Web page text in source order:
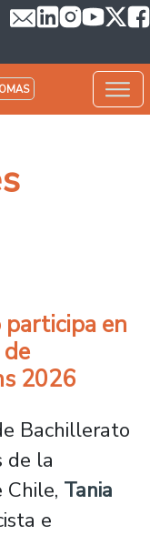
en
2026
Bachillerato
de la
Chile, Tania
e